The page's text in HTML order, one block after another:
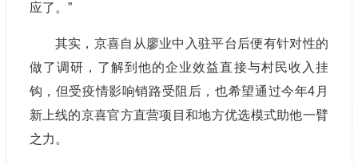
应了。”
其实，京喜自从廖业中入驻平台后便有针对性的
做了调研，了解到他的企业效益直接与村民收入挂
钩，但受疫情影响销路受阻后，也希望通过今年4月
新上线的京喜官方直营项目和地方优选模式助他一臂
之力。